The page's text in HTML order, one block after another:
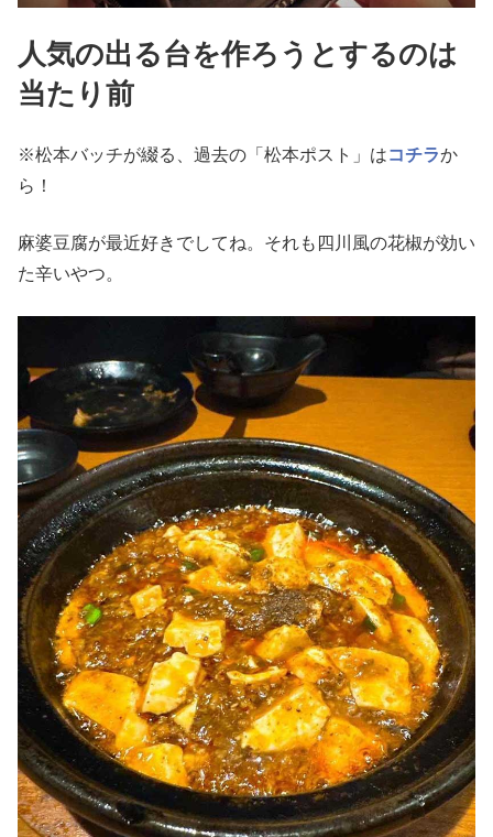
人気の出る台を作ろうとするのは
当たり前
※松本バッチが綴る、過去の「松本ポスト」はコチラか
ら！
麻婆豆腐が最近好きでしてね。それも四川風の花椒が効い
た辛いやつ。